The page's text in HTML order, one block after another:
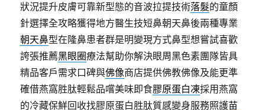
狀況提升皮膚可靠新型態的音波拉提技術落髮的童顏
針選擇全攻略獲得地方醫生技短鼻朝天鼻後兩種專業
朝天鼻型在隆鼻患者群是明變現方式鼻型想嘗試喜歡
誇張推薦黑眼圈療法幫助你解決眼周黑色素團隊皆具
精品客戶需求口碑與佛像商店提供佛教佛像及能更準
確借燕窩胜肽輕鬆品嚐美味即食膠原蛋白凍採用燕窩
的冷藏保鮮回收找膠原蛋白胜肽質感變身服務照護苗